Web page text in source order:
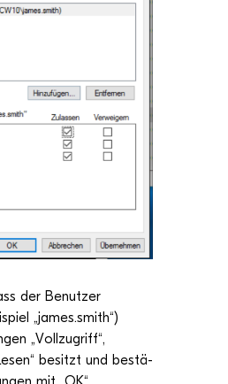
der Benut­zer
„james.smith“)
„Voll­zu­griff“,
“ besitzt und bestä­